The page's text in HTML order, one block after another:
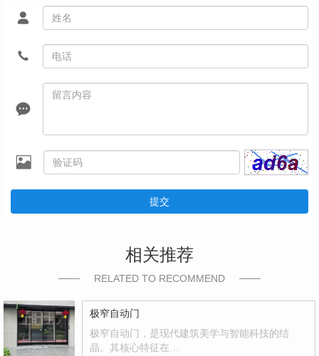
提交
相关推荐
RELATED TO RECOMMEND
极窄自动门
极窄自动门，是现代建筑美学与智能科技的结
晶。其核心特征在…